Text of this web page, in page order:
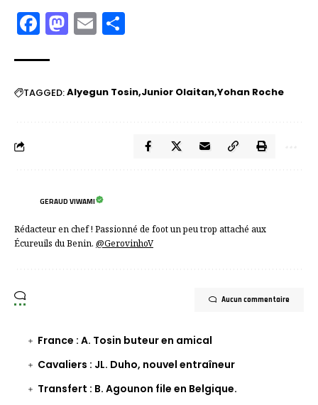
Facebook
Mastodon
Email
TAGGED:AIyegun Tosin Junior Olaitan Yohan Roche
GERAUD VIWAMI
Rédacteur en chef ! Passionné de foot un peu trop attaché aux
Écureuils du Benin. @GerovinhoV
Aucun commentaire
France : A. Tosin buteur en amical
Cavaliers : JL. Duho, nouvel entraîneur
Transfert : B. Agounon file en Belgique.